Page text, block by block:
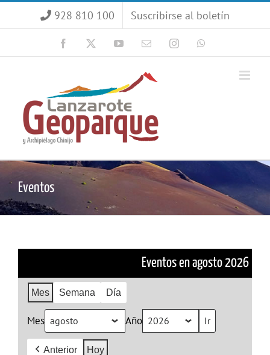
928 810 100 Suscribirse al boletín
Facebook YouTubeCorreoInstagram
Eventos
Eventos en agosto 2026
Mes Semana Día
Mes Año
Anterior Hoy